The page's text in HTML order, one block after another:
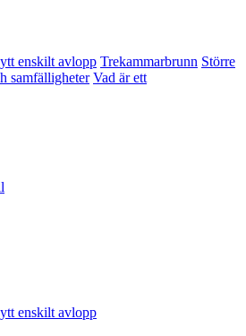
enskilt avlopp Trekammarbrunn Större
samfälligheter Vad är ett
enskilt avlopp